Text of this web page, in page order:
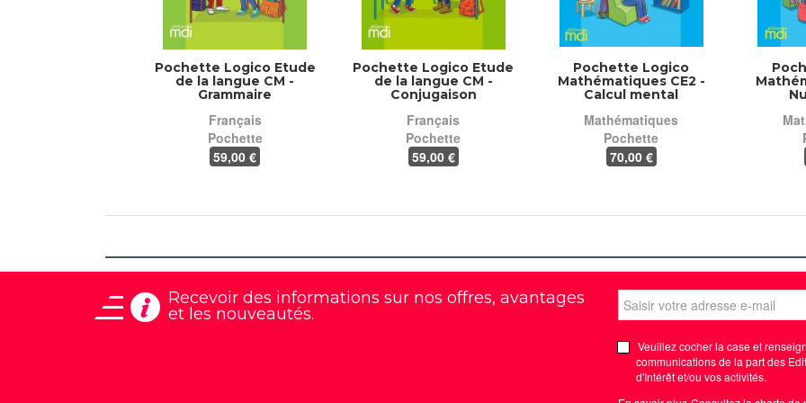
Pochette Logico Etude
de la langue CM -
Grammaire
Français
Pochette
59,00 €
Pochette Logico Etude
de la langue CM -
Conjugaison
Français
Pochette
59,00 €
Pochette Logico
Mathématiques CE2 -
Calcul mental
Mathématiques
Pochette
70,00 €
Recevoir des informations sur nos offres, avantages
et les nouveautés.
Veuillez cocher la case et
communications de la part des
d'Intérêt et/ou vos activités.